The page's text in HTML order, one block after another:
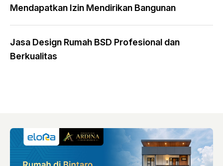
Mendapatkan Izin Mendirikan Bangunan
Jasa Design Rumah BSD Profesional dan
Berkualitas